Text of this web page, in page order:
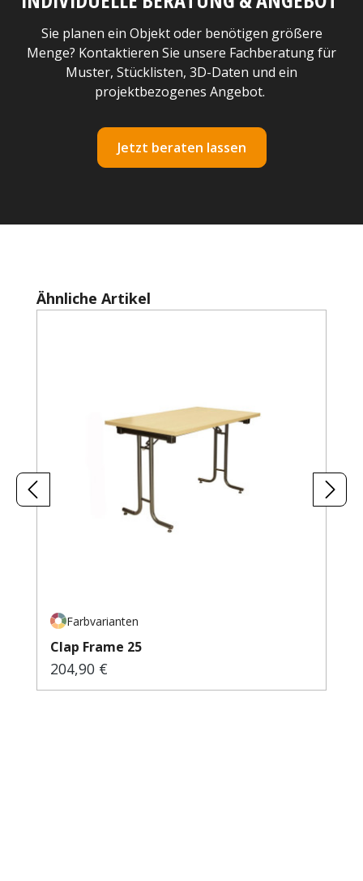
Sie planen ein Objekt oder benötigen größere
Menge? Kontaktieren Sie unsere Fachberatung für
Muster, Stücklisten, 3D-Daten und ein
projektbezogenes Angebot.
Jetzt beraten lassen
Produktgalerie überspringen
Ähnliche Artikel
Farbvarianten
Clap Frame 25
Regulärer Preis:
204,90 €